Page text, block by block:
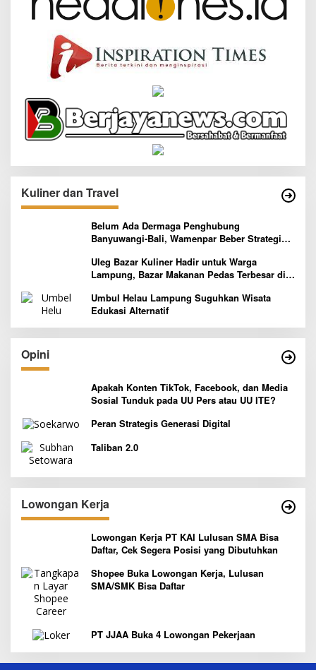
Kuliner dan Travel
Belum Ada Dermaga Penghubung
Banyuwangi-Bali, Wamenpar Beber Strategi
Uleg Bazar Kuliner Hadir untuk Warga
Lampung, Bazar Makanan Pedas Terbesar di
Umbul Helau Lampung Suguhkan Wisata
Edukasi Alternatif
Opini
Apakah Konten TikTok, Facebook, dan Media
Sosial Tunduk pada UU Pers atau UU ITE?
Peran Strategis Generasi Digital
Taliban 2.0
Lowongan Kerja
Lowongan Kerja PT KAI Lulusan SMA Bisa
Daftar, Cek Segera Posisi yang Dibutuhkan
Shopee Buka Lowongan Kerja, Lulusan
SMA/SMK Bisa Daftar
PT JJAA Buka 4 Lowongan Pekerjaan